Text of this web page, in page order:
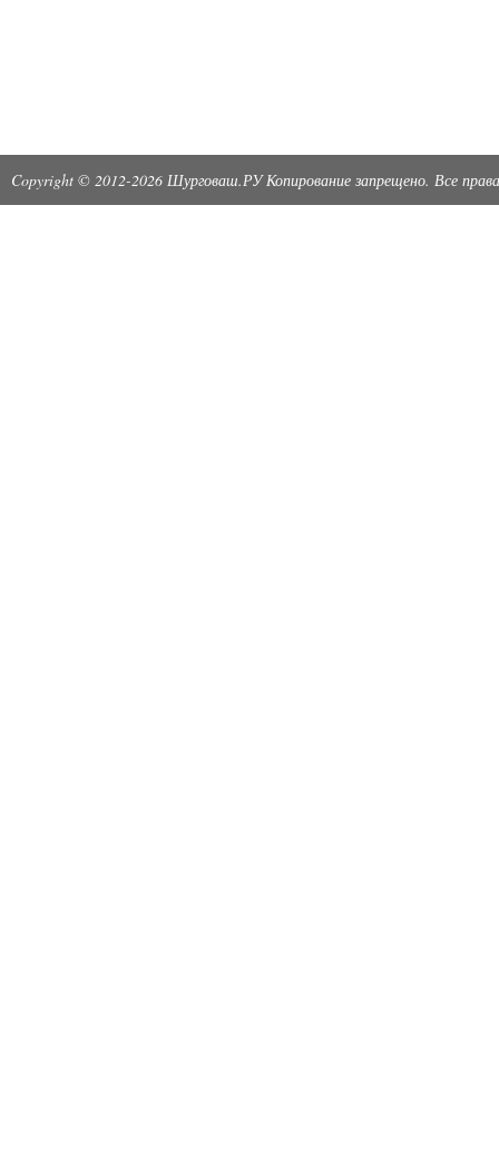
Copyright © 2012-2026 Шурговаш.РУ Копирование запрещено. Все